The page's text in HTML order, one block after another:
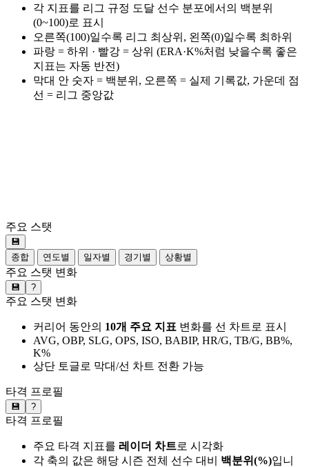
각 지표를 리그 규정 도달 선수 분포에서의 백분위
(0~100)로 표시
오른쪽(100)일수록 리그 최상위, 왼쪽(0)일수록 최하위
파랑 = 하위 · 빨강 = 상위 (ERA·K%처럼 낮을수록 좋은
지표는 자동 반전)
막대 안 숫자 = 백분위, 오른쪽 = 실제 기록값, 가운데 점
선 = 리그 중앙값
주요 스탯
💾
종합
연도별 일자별 경기별 상황별
주요 스탯 변화
💾 ?
주요 스탯 변화
커리어 동안의 10개 주요 지표 변화를 선 차트로 표시
AVG, OBP, SLG, OPS, ISO, BABIP, HR/G, TB/G, BB%,
K%
상단 토글로 막대/선 차트 전환 가능
타격 프로필
💾 ?
타격 프로필
주요 타격 지표를 레이더 차트로 시각화
각 축의 값은 해당 시즌 전체 선수 대비 백분위(%)입니